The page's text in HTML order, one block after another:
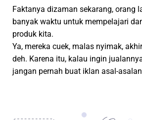
Faktanya dizaman sekarang, orang
banyak waktu untuk mempelajari
produk kita.
Ya, mereka cuek, malas nyimak,
deh. Karena itu, kalau ingin
jangan pernah buat iklan asal-